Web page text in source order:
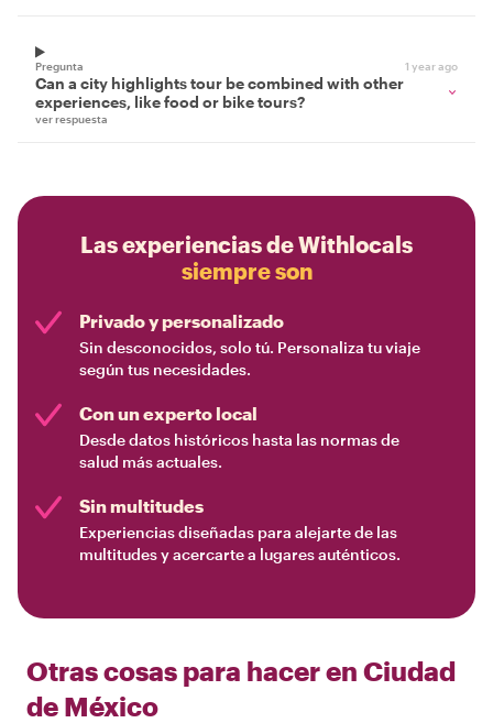
Pregunta 1 year ago
Can a city highlights tour be combined with other
experiences, like food or bike tours?
ver respuesta
Las experiencias de Withlocals
siempre son
Privado y personalizado
Sin desconocidos, solo tú. Personaliza tu viaje
según tus necesidades.
Con un experto local
Desde datos históricos hasta las normas de
salud más actuales.
Sin multitudes
Experiencias diseñadas para alejarte de las
multitudes y acercarte a lugares auténticos.
Otras cosas para hacer en Ciudad
de México